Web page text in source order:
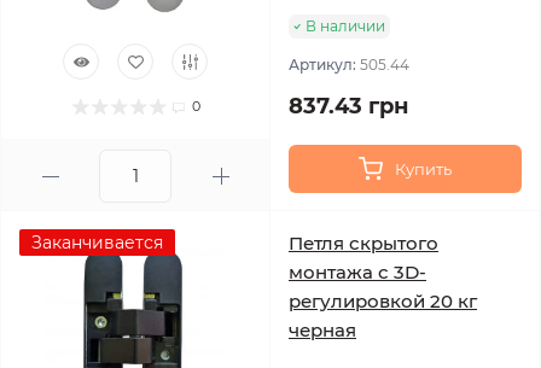
0
В наличии
Артикул: 505.44
837.43 грн
Купить
Заканчивается
Петля скрытого
монтажа с 3D-
регулировкой 20 кг
черная